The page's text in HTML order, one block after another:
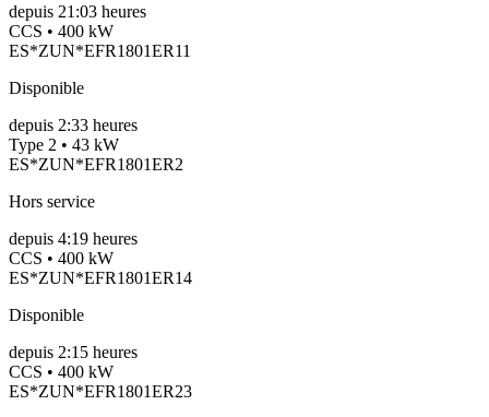
depuis 21:03 heures
CCS • 400 kW
ES*ZUN*EFR1801ER11
Disponible
depuis 2:33 heures
Type 2 • 43 kW
ES*ZUN*EFR1801ER2
Hors service
depuis 4:19 heures
CCS • 400 kW
ES*ZUN*EFR1801ER14
Disponible
depuis 2:15 heures
CCS • 400 kW
ES*ZUN*EFR1801ER23